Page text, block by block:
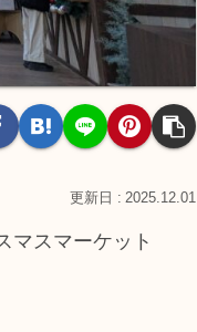
2025.12.01
マスマーケット